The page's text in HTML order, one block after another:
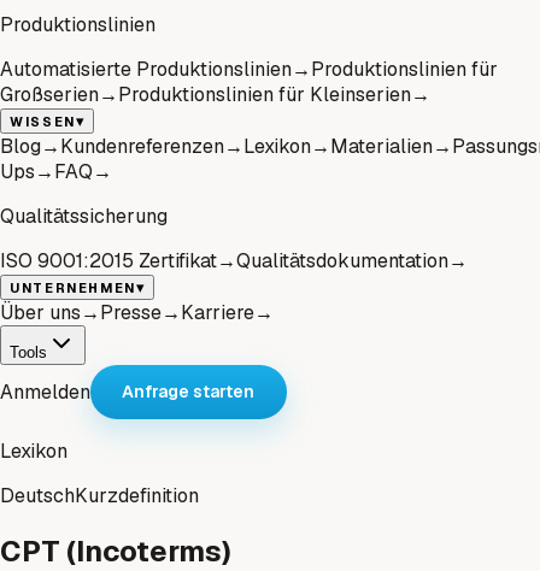
Produktionslinien
Automatisierte Produktionslinien→Produktionslinien für
Großserien→Produktionslinien für Kleinserien→
WISSEN▾
Blog→Kundenreferenzen→Lexikon→Materialien→
Ups→FAQ→
Qualitätssicherung
ISO 9001:2015 Zertifikat→Qualitätsdokumentation→
UNTERNEHMEN▾
Über uns→Presse→Karriere→
Tools
Anmelden Anfrage starten
Lexikon
DeutschKurzdefinition
CPT (Incoterms)